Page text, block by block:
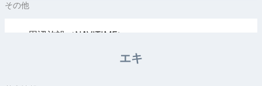
その他
周辺施設（NAVITIME）
エキ